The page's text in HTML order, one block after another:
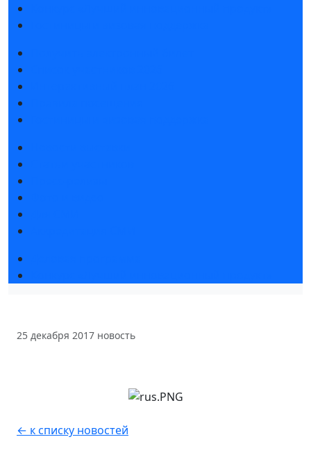
25 декабря 2017 новость
← к списку новостей